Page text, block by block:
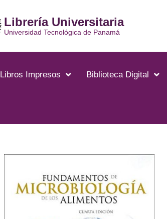
Librería Universitaria
Universidad Tecnológica de Panamá
Libros Impresos Biblioteca Digital